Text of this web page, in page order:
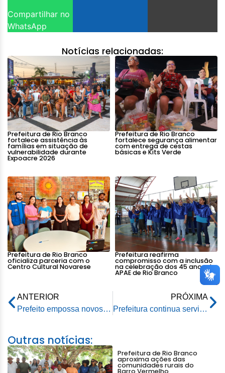
Compartilhar no
WhatsApp
Notícias relacionadas:
Prefeitura de Rio Branco
fortalece assistência às
famílias em situação de
vulnerabilidade durante
Expoacre 2026
Prefeitura de Rio Branco
fortalece segurança alimentar
com entrega de cestas
básicas e Kits Verde
Prefeitura de Rio Branco
oficializa parceria com o
Centro Cultural Novarese
Prefeitura reafirma
compromisso com a inclusão
na celebração dos 45 anos da
APAE de Rio Branco
ANTERIOR
Prefeito empossa novos servidores aprovados em concurso público
PRÓXIMA
Prefeitura continua serviço de instalação das tampas de drenagem em Rio Branco
Outras notícias:
Prefeitura de Rio Branco
aproxima ações das
comunidades rurais do
Barro Vermelho